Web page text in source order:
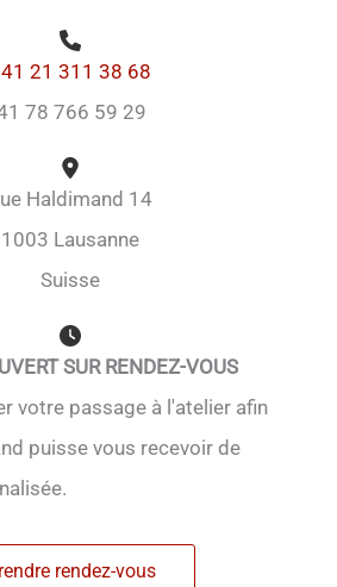
21 311 38 68
78 766 59 29
Haldimand 14
1003 Lausanne
Suisse
SUR RENDEZ-VOUS
votre passage à l'atelier afin
puisse vous recevoir de
rendez-vous